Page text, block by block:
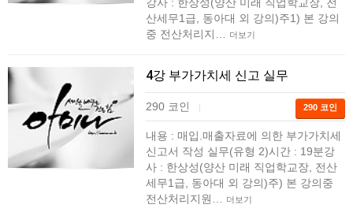
산세무1급, 동아대 외 강의)주1) 본 강의
중 전산처리지…
더보기
4강 부가가치세 신고 실무
290 코인 | 290 코인
내용 : 매입.매출자료에 의한 부가가치세
신고서 작성 실무(유형 2)시간 : 19분강
사 : 한상성(양산 미래 직업학교장, 전산
세무1급, 동아대 외 강의)주) 본 강의중
전산처리지원…
더보기